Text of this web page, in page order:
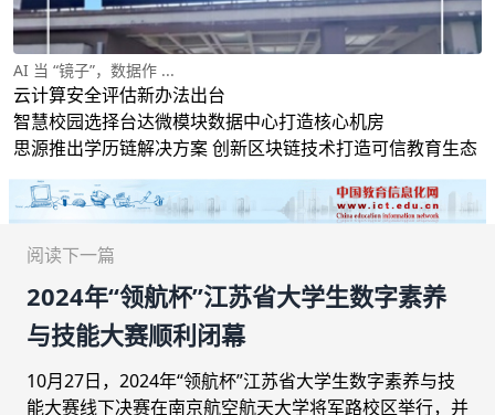
AI 当 “镜子”，数据作 ...
云计算安全评估新办法出台
智慧校园选择台达微模块数据中心打造核心机房
思源推出学历链解决方案 创新区块链技术打造可信教育生态
阅读下一篇
2024年“领航杯”江苏省大学生数字素养
与技能大赛顺利闭幕
10月27日，2024年“领航杯”江苏省大学生数字素养与技
能大赛线下决赛在南京航空航天大学将军路校区举行，并